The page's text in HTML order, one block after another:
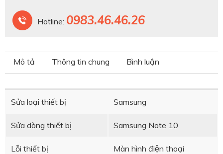
Hotline: 0983.46.46.26
Mô tả Thông tin chung Bình luận
Sửa loại thiết bị Samsung
Sửa dòng thiết bị Samsung Note 10
Lỗi thiết bị Màn hình điện thoại